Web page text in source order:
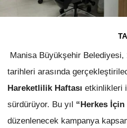
Manisa Büyükşehir Belediyesi,
tarihleri arasında
Hareketlilik Haftası etkinlikleri
sürdürüyor. Bu yıl “Herkes
düzenlenecek kampanya